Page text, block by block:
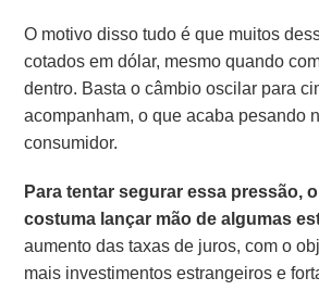
O motivo disso tudo é que muitos
cotados em dólar, mesmo quando
dentro. Basta o câmbio oscilar para
acompanham, o que acaba pesando
consumidor.
Para tentar segurar essa pressão,
costuma lançar mão de algumas
aumento das taxas de juros, com o
mais investimentos estrangeiros e